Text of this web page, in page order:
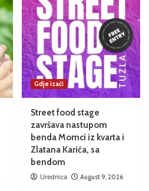
Gdje izaći
Street food stage
završava nastupom
benda Momci iz kvarta i
Zlatana Karića, sa
bendom
Urednica August 9, 2026